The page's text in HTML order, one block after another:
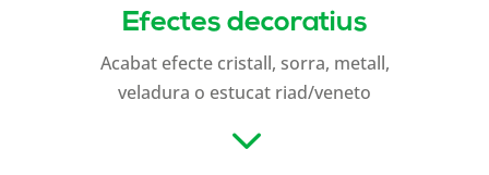
Efectes decoratius
Acabat efecte cristall, sorra, metall,
veladura o estucat riad/veneto
3